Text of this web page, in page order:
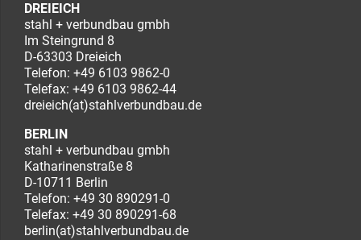
DREIEICH
stahl + verbundbau gmbh
Im Steingrund 8
D-63303 Dreieich
Telefon: +49 6103 9862-0
Telefax: +49 6103 9862-44
dreieich(at)stahlverbundbau.de
BERLIN
stahl + verbundbau gmbh
Katharinenstraße 8
D-10711 Berlin
Telefon: +49 30 890291-0
Telefax: +49 30 890291-68
berlin(at)stahlverbundbau.de